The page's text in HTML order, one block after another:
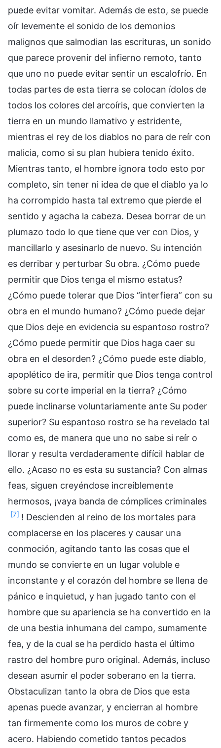
puede evitar vomitar. Además de esto, se puede
oír levemente el sonido de los demonios
malignos que salmodian las escrituras, un sonido
que parece provenir del infierno remoto, tanto
que uno no puede evitar sentir un escalofrío. En
todas partes de esta tierra se colocan ídolos de
todos los colores del arcoíris, que convierten la
tierra en un mundo llamativo y estridente,
mientras el rey de los diablos no para de reír con
malicia, como si su plan hubiera tenido éxito.
Mientras tanto, el hombre ignora todo esto por
completo, sin tener ni idea de que el diablo ya lo
ha corrompido hasta tal extremo que pierde el
sentido y agacha la cabeza. Desea borrar de un
plumazo todo lo que tiene que ver con Dios, y
mancillarlo y asesinarlo de nuevo. Su intención
es derribar y perturbar Su obra. ¿Cómo puede
permitir que Dios tenga el mismo estatus?
¿Cómo puede tolerar que Dios “interfiera” con su
obra en el mundo humano? ¿Cómo puede dejar
que Dios deje en evidencia su espantoso rostro?
¿Cómo puede permitir que Dios haga caer su
obra en el desorden? ¿Cómo puede este diablo,
apoplético de ira, permitir que Dios tenga control
sobre su corte imperial en la tierra? ¿Cómo
puede inclinarse voluntariamente ante Su poder
superior? Su espantoso rostro se ha revelado tal
como es, de manera que uno no sabe si reír o
llorar y resulta verdaderamente difícil hablar de
ello. ¿Acaso no es esta su sustancia? Con almas
feas, siguen creyéndose increíblemente
hermosos, ¡vaya banda de cómplices criminales
[7] ! Descienden al reino de los mortales para
complacerse en los placeres y causar una
conmoción, agitando tanto las cosas que el
mundo se convierte en un lugar voluble e
inconstante y el corazón del hombre se llena de
pánico e inquietud, y han jugado tanto con el
hombre que su apariencia se ha convertido en la
de una bestia inhumana del campo, sumamente
fea, y de la cual se ha perdido hasta el último
rastro del hombre puro original. Además, incluso
desean asumir el poder soberano en la tierra.
Obstaculizan tanto la obra de Dios que esta
apenas puede avanzar, y encierran al hombre
tan firmemente como los muros de cobre y
acero. Habiendo cometido tantos pecados